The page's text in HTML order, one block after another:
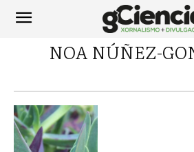
NOA NÚÑEZ-